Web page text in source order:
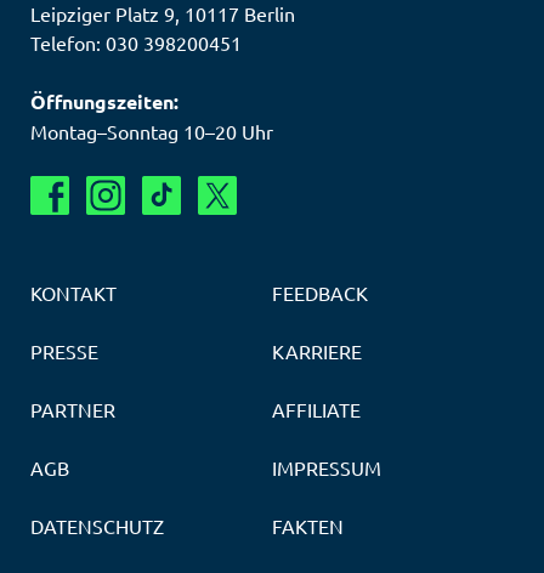
Leipziger Platz 9, 10117 Berlin
Telefon: 030 398200451
Öffnungszeiten:
Montag–Sonntag 10–20 Uhr
KONTAKT FEEDBACK
PRESSE KARRIERE
PARTNER AFFILIATE
AGB IMPRESSUM
DATENSCHUTZ FAKTEN